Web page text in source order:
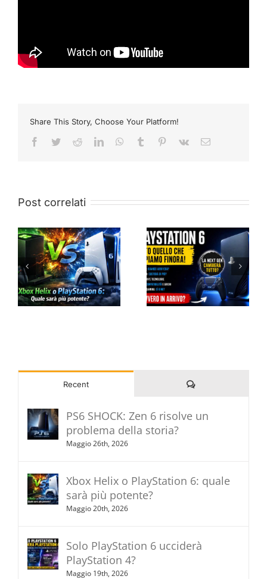
Share This Story, Choose Your Platform!
Facebook
TwitterRedditLinkedInWhatsApp
Tumblr Pinterest
Vk Email
Post correlati
Recent Commenti
PS6 SHOCK: Zen 6 risolve un
problema della storia?
Maggio 26th, 2026
Xbox Helix o PlayStation 6: quale
sarà più potente?
Maggio 20th, 2026
Solo PlayStation 6 ucciderà
PlayStation 4?
Maggio 19th, 2026